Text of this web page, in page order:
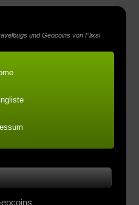
und Geocoins von Flixsi